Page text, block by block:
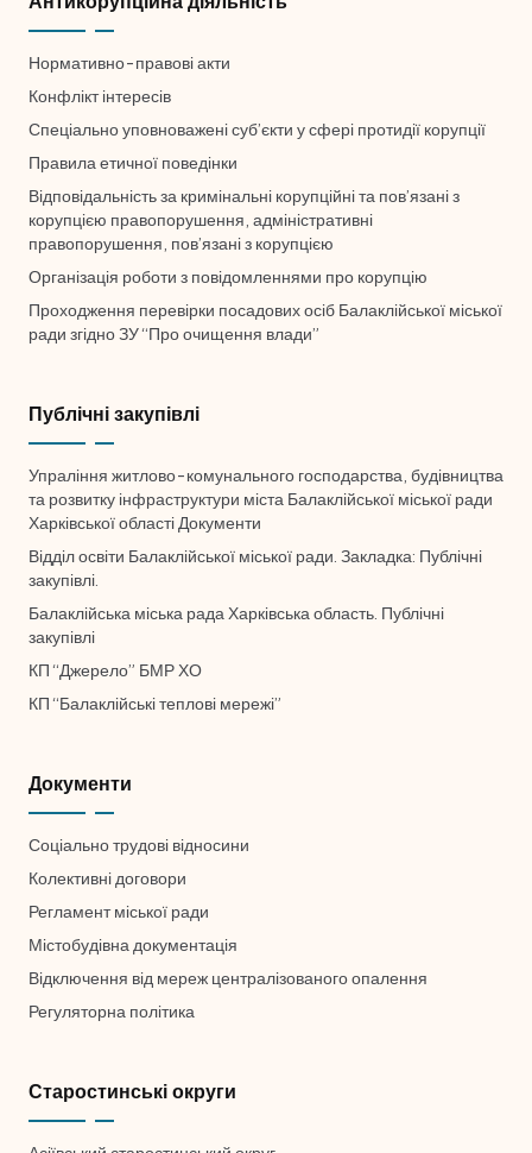
Нормативно-правові акти
Конфлікт інтересів
Спеціально уповноважені суб’єкти у сфері протидії корупції
Правила етичної поведінки
Відповідальність за кримінальні корупційні та пов’язані з
корупцією правопорушення, адміністративні
правопорушення, пов’язані з корупцією
Організація роботи з повідомленнями про корупцію
Проходження перевірки посадових осіб Балаклійської міської
ради згідно ЗУ “Про очищення влади”
Публічні закупівлі
Упраління житлово-комунального господарства, будівництва
та розвитку інфраструктури міста Балаклійської міської ради
Харківської області Документи
Відділ освіти Балаклійської міської ради. Закладка: Публічні
закупівлі.
Балаклійська міська рада Харківська область. Публічні
закупівлі
КП “Джерело” БМР ХО
КП “Балаклійські теплові мережі”
Документи
Соціально трудові відносини
Колективні договори
Регламент міської ради
Містобудівна документація
Відключення від мереж централізованого опалення
Регуляторна політика
Старостинські округи
A− A A+
🌈 Кольорові ⚪ Чорно-білі